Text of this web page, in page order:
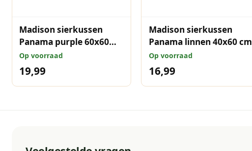
Madison sierkussen
Panama purple 60x60
cm
Op voorraad
19,99
Madison sierkussen
Panama linnen 40x60 cm
Op voorraad
16,99